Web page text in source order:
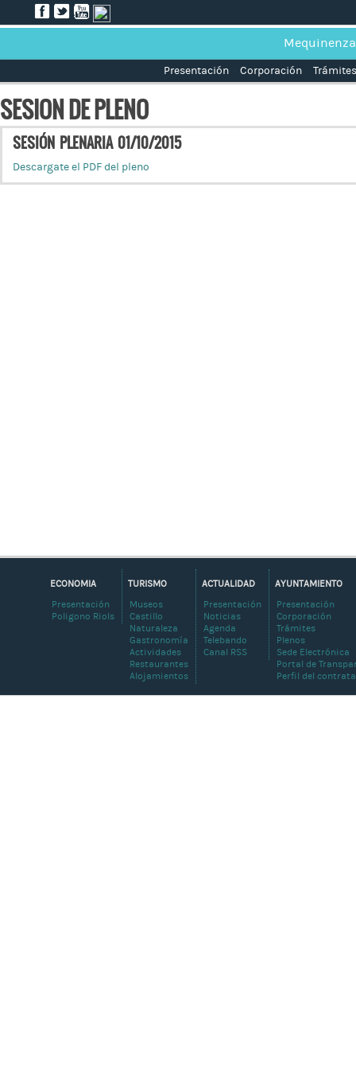
Mequinenza
Presentación Corporación Trámites
SESION DE PLENO
SESIÓN PLENARIA 01/10/2015
Descargate el PDF del pleno
AYUNTAMIENTO
Presentación
Corporación
Trámites
Plenos
Sede Electrónica
Portal de
Perfil del
ACTUALIDAD
Presentación
Noticias
Agenda
Telebando
Canal RSS
TURISMO
Museos
Castillo
Naturaleza
Gastronomía
Actividades
Restaurantes
Alojamientos
ECONOMIA
Presentación
Poligono Riols